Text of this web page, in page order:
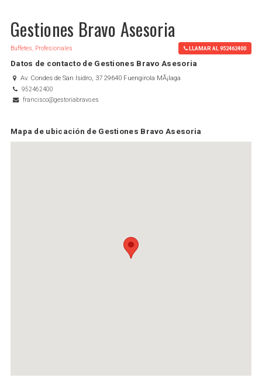
Gestiones Bravo Asesoria
Buffetes, Profesionales LLAMAR AL 952462400
Datos de contacto de Gestiones Bravo Asesoria
Av. Condes de San Isidro, 37 29640 Fuengirola MÃ¡laga
952462400
francisco@gestoriabravo.es
Mapa de ubicación de Gestiones Bravo Asesoria